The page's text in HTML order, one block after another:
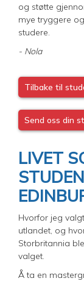
og støtte
mye tryggere
studere.
- Nola
Tilbake til
Send oss din
LIVET
Hvorfor jeg
utlandet, og
Storbritannia
valget.
Å ta en